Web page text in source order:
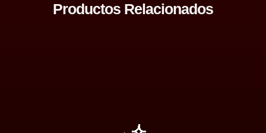
Productos Relacionados